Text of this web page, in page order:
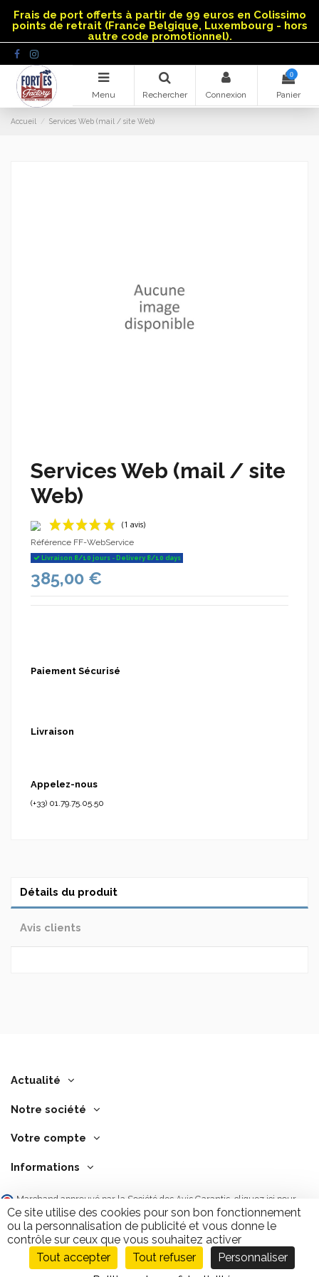
Frais de port offerts à partir de 99 euros en Colissimo
points de retrait (France Belgique, Luxembourg - hors
autre code promotionnel).
Menu Rechercher Connexion
0
Panier
Accueil Services Web (mail / site Web)
Services Web (mail / site
Web)
Référence FF-WebService
Livraison 8/10 jours - Delivery 8/10 days
385,00 €
Ajouter au panier
Paiement Sécurisé
Livraison
Appelez-nous
(+33) 01.79.75.05.50
Détails du produit
Avis clients
Actualité
Notre société
Votre compte
Informations
Marchand approuvé par la Société des Avis Garantis, cliquez ici pour
vérifier .
/10
Ce site utilise des cookies pour son bon fonctionnement
ou la personnalisation de publicité et vous donne le
contrôle sur ceux que vous souhaitez activer
Tout accepter
Tout refuser
Personnaliser